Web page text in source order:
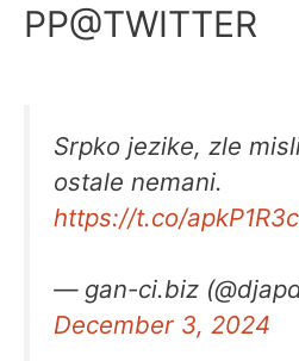
PP@TWITTER
Srpko jezike, zle
ostale nemani.
https://t.co/
— gan-ci.biz
December 3, 2024